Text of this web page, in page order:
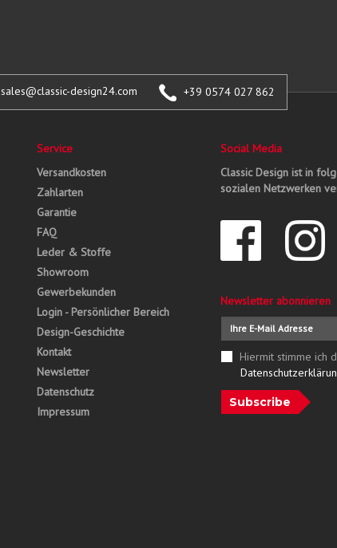
sales@classic-design24.com +39 0574 027 862
Service
Versandkosten
Zahlarten
Garantie
FAQ
Leder & Stoffe
Showroom
Gewerbekunden
Login - Persönlicher Bereich
Design-Geschichte
Kontakt
Newsletter
Datenschutz
Impressum
Social Media
Classic Design ist in
sozialen Netzwerken
Newsletter abonnieren
Hiermit stimme ich
Subscribe